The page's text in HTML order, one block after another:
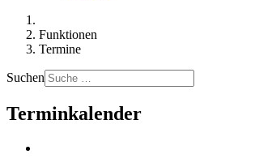
Funktionen
Termine
Suchen
Terminkalender